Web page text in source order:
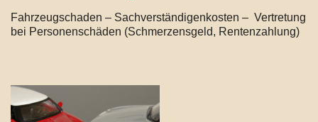
Fahrzeugschaden – Sachverständigenkosten – Vertretung
bei Personenschäden (Schmerzensgeld, Rentenzahlung)